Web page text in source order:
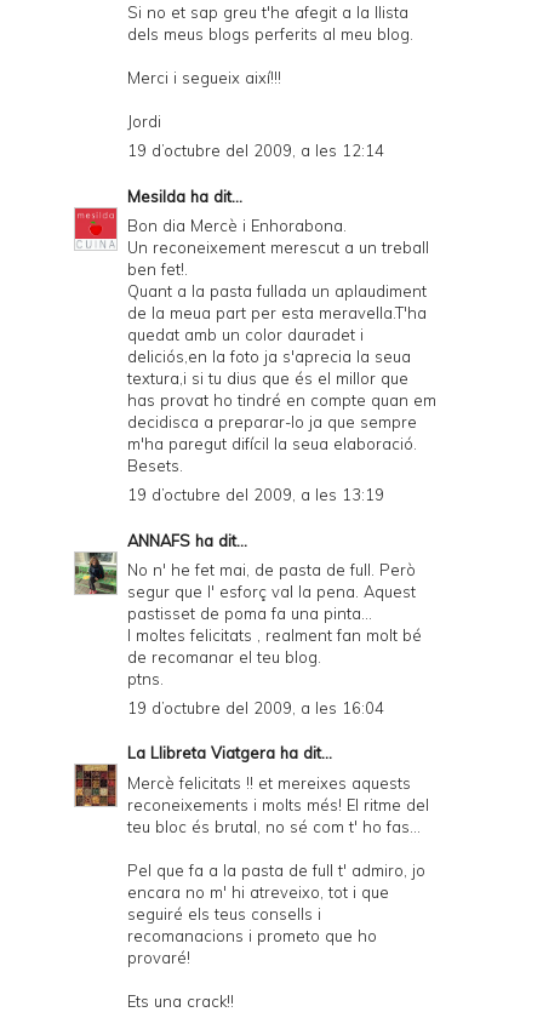
Si no et sap greu t'he afegit a la llista
dels meus blogs perferits al meu blog.
Merci i segueix així!!!
Jordi
19 d’octubre del 2009, a les 12:14
Mesilda ha dit...
Bon dia Mercè i Enhorabona.
Un reconeixement merescut a un treball
ben fet!.
Quant a la pasta fullada un aplaudiment
de la meua part per esta meravella.T'ha
quedat amb un color dauradet i
deliciós,en la foto ja s'aprecia la seua
textura,i si tu dius que és el millor que
has provat ho tindré en compte quan em
decidisca a preparar-lo ja que sempre
m'ha paregut difícil la seua elaboració.
Besets.
19 d’octubre del 2009, a les 13:19
ANNAFS ha dit...
No n' he fet mai, de pasta de full. Però
segur que l' esforç val la pena. Aquest
pastisset de poma fa una pinta...
I moltes felicitats , realment fan molt bé
de recomanar el teu blog.
ptns.
19 d’octubre del 2009, a les 16:04
La Llibreta Viatgera ha dit...
Mercè felicitats !! et mereixes aquests
reconeixements i molts més! El ritme del
teu bloc és brutal, no sé com t' ho fas...
Pel que fa a la pasta de full t' admiro, jo
encara no m' hi atreveixo, tot i que
seguiré els teus consells i
recomanacions i prometo que ho
provaré!
Ets una crack!!